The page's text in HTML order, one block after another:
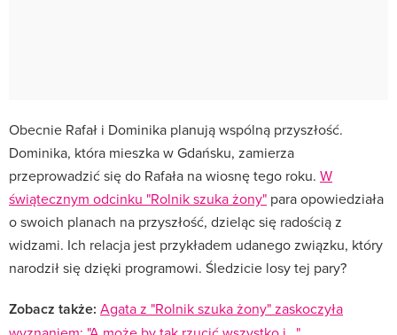
Obecnie Rafał i Dominika planują wspólną przyszłość.
Dominika, która mieszka w Gdańsku, zamierza
przeprowadzić się do Rafała na wiosnę tego roku. W
świątecznym odcinku "Rolnik szuka żony" para opowiedziała
o swoich planach na przyszłość, dzieląc się radością z
widzami. Ich relacja jest przykładem udanego związku, który
narodził się dzięki programowi. Śledzicie losy tej pary?
Zobacz także: Agata z "Rolnik szuka żony" zaskoczyła